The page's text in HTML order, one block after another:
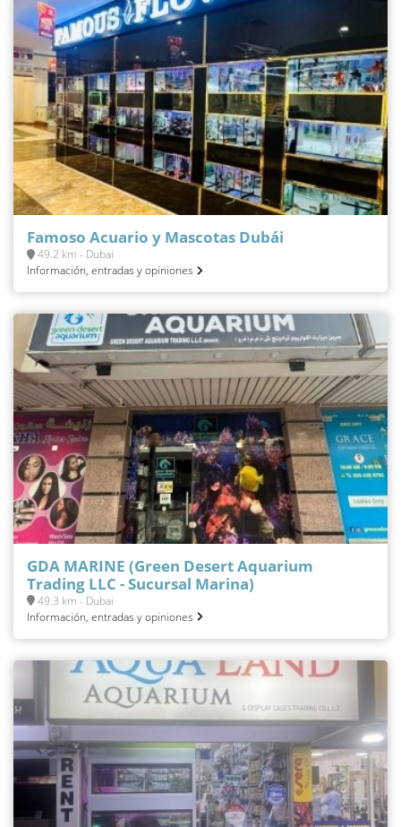
Famoso Acuario y Mascotas Dubái
49.2 km - Dubai
Información, entradas y opiniones
GDA MARINE (Green Desert Aquarium
Trading LLC - Sucursal Marina)
49.3 km - Dubai
Información, entradas y opiniones